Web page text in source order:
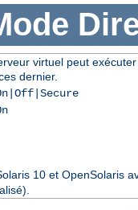
virtuel peut
dernier.
10 et OpenSolaris